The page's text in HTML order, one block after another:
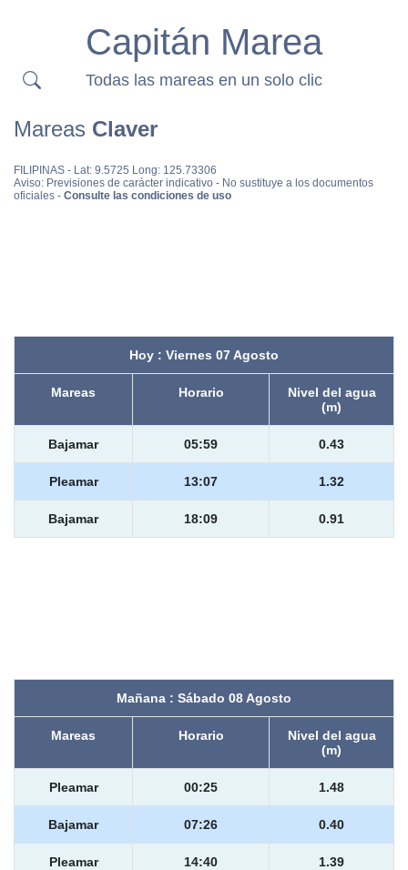
Capitán Marea
Todas las mareas en un solo clic
Mareas Claver
FILIPINAS - Lat: 9.5725 Long: 125.73306
Aviso: Previsiones de carácter indicativo - No sustituye a los documentos
oficiales - Consulte las condiciones de uso
Hoy : Viernes 07 Agosto
Mareas Horario
Nivel del agua
(m)
Bajamar 05:59 0.43
Pleamar 13:07 1.32
Bajamar 18:09 0.91
Mañana : Sábado 08 Agosto
Mareas Horario
Nivel del agua
(m)
Pleamar 00:25 1.48
Bajamar 07:26 0.40
Pleamar 14:40 1.39